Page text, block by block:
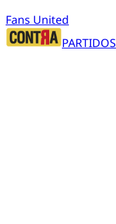
Fans United
PARTIDOS